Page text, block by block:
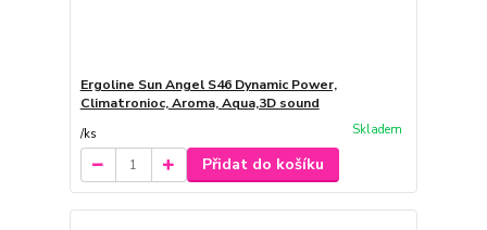
Ergoline Sun Angel S46 Dynamic Power,
Climatronioc, Aroma, Aqua,3D sound
/ks Skladem
Přidat do košíku